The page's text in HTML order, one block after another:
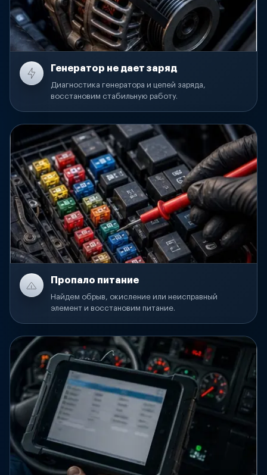
Генератор не дает заряд
Диагностика генератора и цепей заряда,
восстановим стабильную работу.
Пропало питание
Найдем обрыв, окисление или неисправный
элемент и восстановим питание.